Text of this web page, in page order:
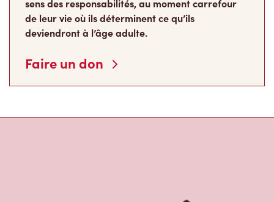
sens des responsabilités, au moment carrefour
de leur vie où ils déterminent ce qu’ils
deviendront à l’âge adulte.
Faire un don